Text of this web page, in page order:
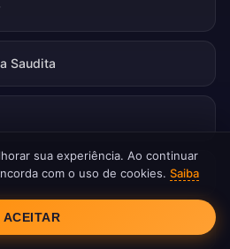
Saudita
Cookies
sua experiência. Ao continuar
com o uso de cookies. Saiba
ACEITAR